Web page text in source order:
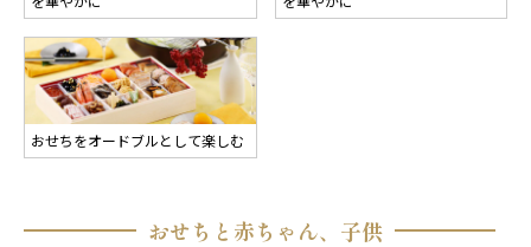
おせちをオードブルとして楽しむ
おせちと赤ちゃん、子供